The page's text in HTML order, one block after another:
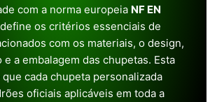
com a norma europeia NF EN
os critérios essenciais de
com os materiais, o design,
a embalagem das chupetas. Esta
cada chupeta personalizada
oficiais aplicáveis em toda a